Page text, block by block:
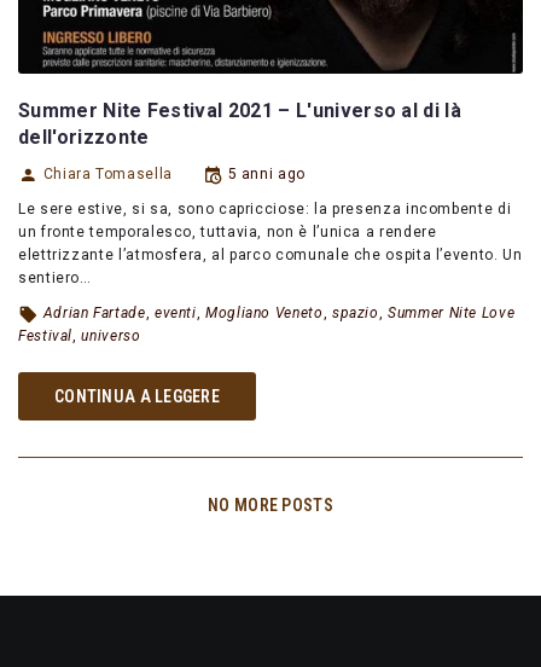
Summer Nite Festival 2021 – L'universo al di là
dell'orizzonte
Chiara Tomasella 5 anni ago
Le sere estive, si sa, sono capricciose: la presenza incombente di
un fronte temporalesco, tuttavia, non è l’unica a rendere
elettrizzante l’atmosfera, al parco comunale che ospita l’evento. Un
sentiero…
Adrian Fartade, eventi,Mogliano Veneto, spazio,Summer Nite Love
Festival,universo
CONTINUA A LEGGERE
NO MORE POSTS